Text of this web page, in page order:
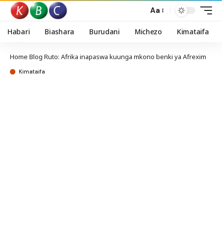
Aa
Habari Biashara Burudani Michezo Kimataifa
Home Blog Ruto: Afrika inapaswa kuunga mkono benki ya Afrexim
Kimataifa